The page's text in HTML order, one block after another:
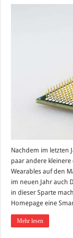
Nachdem im letzten
paar andere
Wearables auf den
im neuen Jahr auch
in dieser Sparte
Homepage eine
Mehr lesen